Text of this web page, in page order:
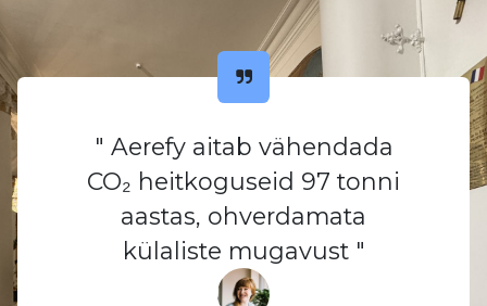
" Aerefy aitab vähendada
CO₂ heitkoguseid 97 tonni
aastas, ohverdamata
külaliste mugavust "